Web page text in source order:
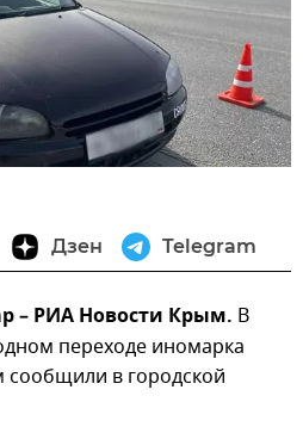
Дзен Telegram
– РИА Новости Крым. В
переходе иномарка
сообщили в городской